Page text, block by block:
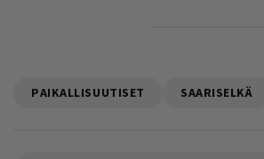
PAIKALLISUUTISET SAARISELKÄ